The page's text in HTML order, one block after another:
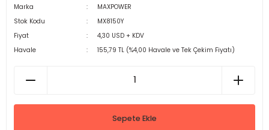
Marka
MAXPOWER
Stok Kodu
MX8150Y
Fiyat
4,30 USD + KDV
Havale
155,79 TL (%4,00 Havale ve Tek Çekim Fiyatı)
Sepete Ekle